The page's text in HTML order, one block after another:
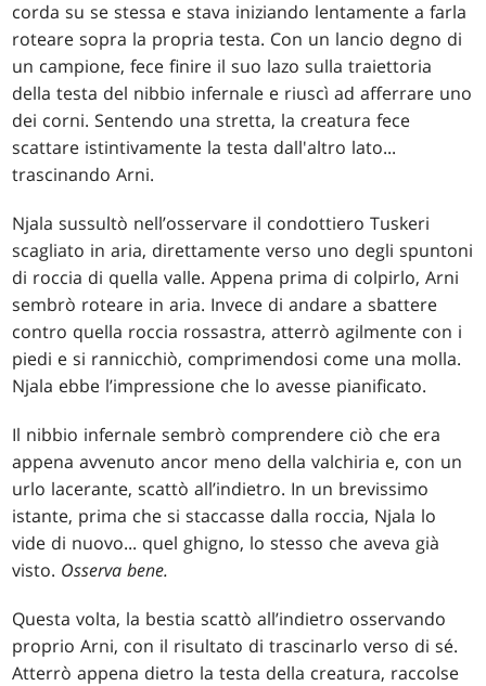
corda su se stessa e stava iniziando lentamente a farla
roteare sopra la propria testa. Con un lancio degno di
un campione, fece finire il suo lazo sulla traiettoria
della testa del nibbio infernale e riuscì ad afferrare uno
dei corni. Sentendo una stretta, la creatura fece
scattare istintivamente la testa dall'altro lato...
trascinando Arni.
Njala sussultò nell’osservare il condottiero Tuskeri
scagliato in aria, direttamente verso uno degli spuntoni
di roccia di quella valle. Appena prima di colpirlo, Arni
sembrò roteare in aria. Invece di andare a sbattere
contro quella roccia rossastra, atterrò agilmente con i
piedi e si rannicchiò, comprimendosi come una molla.
Njala ebbe l’impressione che lo avesse pianificato.
Il nibbio infernale sembrò comprendere ciò che era
appena avvenuto ancor meno della valchiria e, con un
urlo lacerante, scattò all’indietro. In un brevissimo
istante, prima che si staccasse dalla roccia, Njala lo
vide di nuovo... quel ghigno, lo stesso che aveva già
visto. Osserva bene.
Questa volta, la bestia scattò all’indietro osservando
proprio Arni, con il risultato di trascinarlo verso di sé.
Atterrò appena dietro la testa della creatura, raccolse